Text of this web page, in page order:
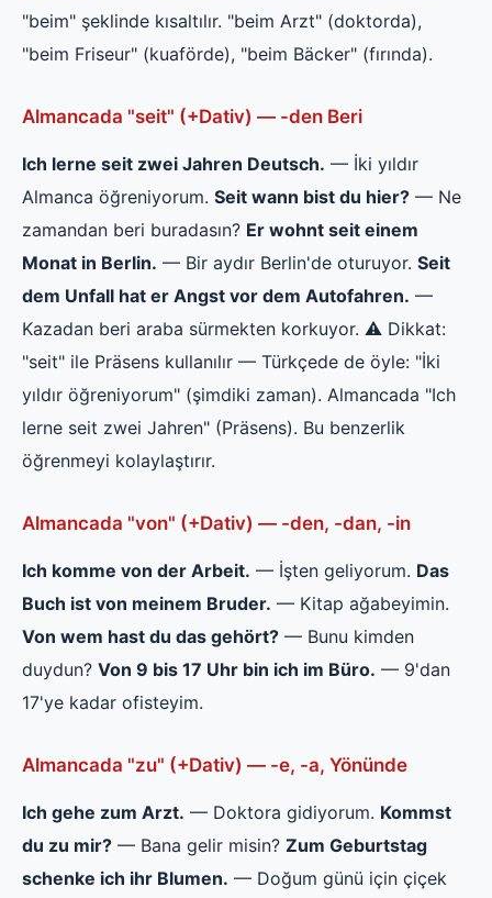
"beim" şeklinde kısaltılır. "beim Arzt" (doktorda),
"beim Friseur" (kuaförde), "beim Bäcker" (fırında).
Almancada "seit" (+Dativ) — -den Beri
Ich lerne seit zwei Jahren Deutsch. — İki yıldır
Almanca öğreniyorum. Seit wann bist du hier? — Ne
zamandan beri buradasın? Er wohnt seit einem
Monat in Berlin. — Bir aydır Berlin'de oturuyor. Seit
dem Unfall hat er Angst vor dem Autofahren. —
Kazadan beri araba sürmekten korkuyor. ⚠️ Dikkat:
"seit" ile Präsens kullanılır — Türkçede de öyle: "İki
yıldır öğreniyorum" (şimdiki zaman). Almancada "Ich
lerne seit zwei Jahren" (Präsens). Bu benzerlik
öğrenmeyi kolaylaştırır.
Almancada "von" (+Dativ) — -den, -dan, -in
Ich komme von der Arbeit. — İşten geliyorum. Das
Buch ist von meinem Bruder. — Kitap ağabeyimin.
Von wem hast du das gehört? — Bunu kimden
duydun? Von 9 bis 17 Uhr bin ich im Büro. — 9'dan
17'ye kadar ofisteyim.
Almancada "zu" (+Dativ) — -e, -a, Yönünde
Ich gehe zum Arzt. — Doktora gidiyorum. Kommst
du zu mir? — Bana gelir misin? Zum Geburtstag
schenke ich ihr Blumen. — Doğum günü için çiçek